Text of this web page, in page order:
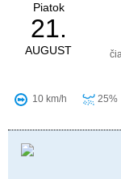
Piatok
21.
AUGUST
10 km/h 25%